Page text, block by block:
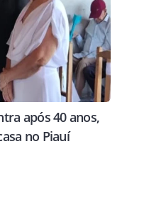
após 40 anos,
no Piauí